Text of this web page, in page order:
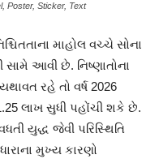
Poster, Sticker, Text
માહોલ વચ્ચે સોના
આવી છે. નિષ્ણાતોના
રહે તો વર્ષ 2026
લાખ સુધી પહોંચી શકે છે.
યુદ્ધ જેવી પરિસ્થિતિ
મુખ્ય કારણો